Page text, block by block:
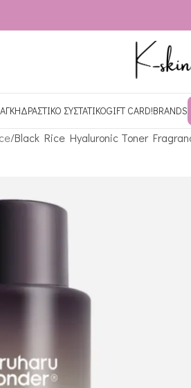
ΔΡΑΣΤΙΚΟ ΣΥΣΤΑΤΙΚΟGIFT CARD!BRANDS
Black Rice Hyaluronic Toner